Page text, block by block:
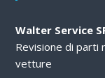
Walter Service
Revisione di parti
vetture